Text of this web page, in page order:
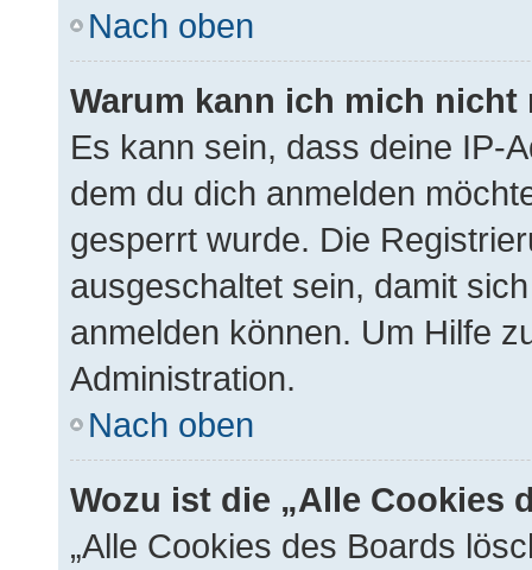
Nach oben
Warum kann ich mich nicht
Es kann sein, dass deine IP-
dem du dich anmelden
gesperrt wurde. Die
ausgeschaltet sein, damit
anmelden können. Um Hilfe
Administration.
Nach oben
Wozu ist die „Alle Cookies
„Alle Cookies des Boards